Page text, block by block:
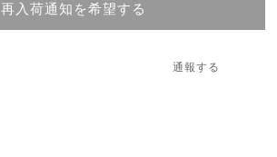
再入荷通知を希望する
通報する